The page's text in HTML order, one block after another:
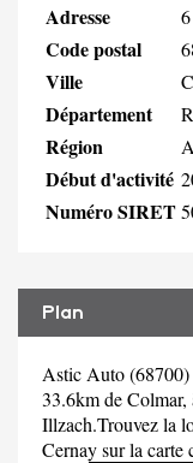
Adresse
Code postal
Ville
Département
Région
Début d'activité
Numéro SIRET
Plan
Astic Auto (68700)
33.6km de
Illzach.Trouvez la
Cernay sur la carte